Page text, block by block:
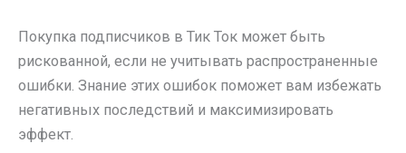
Покупка подписчиков в Тик Ток может быть
рискованной, если не учитывать распространенные
ошибки. Знание этих ошибок поможет вам избежать
негативных последствий и максимизировать
эффект.